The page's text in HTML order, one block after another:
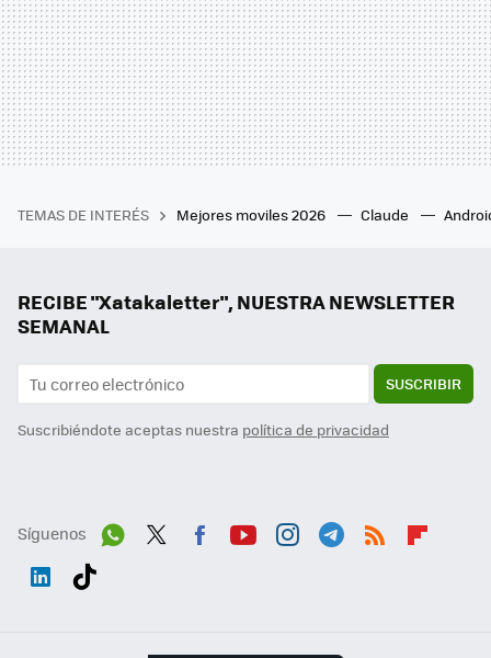
TEMAS DE INTERÉS Mejores moviles 2026 Claude
RECIBE "Xatakaletter", NUESTRA NEWSLETTER
SEMANAL
SUSCRIBIR
Suscribiéndote aceptas nuestra política de privacidad
Síguenos